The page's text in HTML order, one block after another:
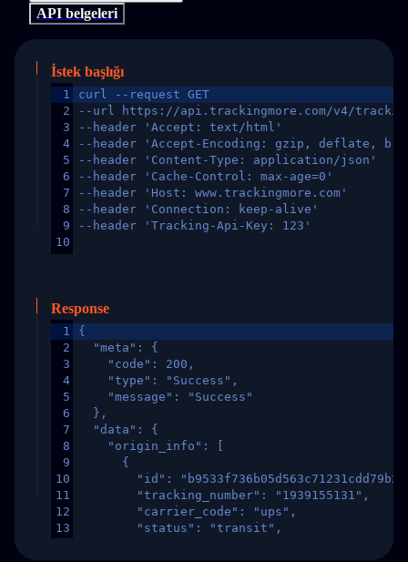
API belgeleri
İstek başlığı
1
2
3
4
5
6
7
8
9
10
curl --request GET
--url https://api.trackingmore.com/v4/trackings/
--header 'Accept: text/html'
--header 'Accept-Encoding: gzip, deflate,
--header 'Content-Type: application/json'
--header 'Cache-Control: max-age=0'
--header 'Host: www.trackingmore.com'
--header 'Connection: keep-alive'
--header 'Tracking-Api-Key: 123'
Response
1
2
3
4
5
6
7
8
9
10
11
12
13
{
  "meta": {
    "code": 200,
    "type": "Success",
    "message": "Success"
  },
  "data": {
    "origin_info": [
      {
"id":
        "tracking_number": "1939155131",
        "carrier_code": "ups",
        "status": "transit",